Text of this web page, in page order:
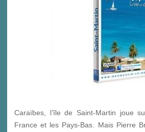
Caraïbes, l’île de Saint-Martin joue
France et les Pays-Bas. Mais Pierre